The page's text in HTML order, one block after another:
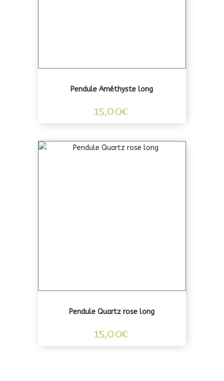
Pendule Améthyste long
15,00€
Pendule Quartz rose long
15,00€